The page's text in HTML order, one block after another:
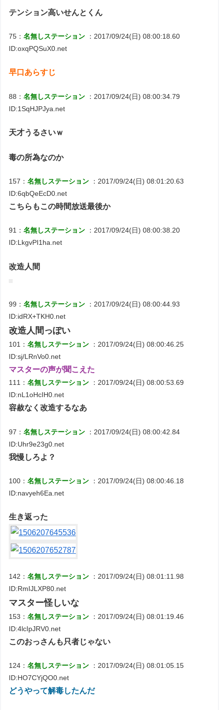
テンション高いせんとくん
75：名無しステーション
：2017/09/24(日) 08:00:18.60
ID:oxqPQSuX0.net
早口あらすじ
88：名無しステーション
：2017/09/24(日) 08:00:34.79
ID:1SqHJPJya.net
天才うるさいｗ
毒の所為なのか
157：名無しステーション
：2017/09/24(日) 08:01:20.63
ID:6qbQeEcD0.net
こちらもこの時間放送最後か
91：名無しステーション
：2017/09/24(日) 08:00:38.20
ID:LkgvPI1ha.net
改造人間
99：名無しステーション
：2017/09/24(日) 08:00:44.93
ID:idRX+TKH0.net
改造人間っぽい
101：名無しステーション
：2017/09/24(日) 08:00:46.25
ID:sj/LRnVo0.net
マスターの声が聞こえた
111：名無しステーション
：2017/09/24(日) 08:00:53.69
ID:nL1oHcIH0.net
容赦なく改造するなあ
97：名無しステーション
：2017/09/24(日) 08:00:42.84
ID:Uhr9e23g0.net
我慢しろよ？
100：名無しステーション
：2017/09/24(日) 08:00:46.18
ID:navyeh6Ea.net
生き返った
142：名無しステーション
：2017/09/24(日) 08:01:11.98
ID:RmIJLXP80.net
マスター怪しいな
153：名無しステーション
：2017/09/24(日) 08:01:19.46
ID:4lcIpJRV0.net
このおっさんも只者じゃない
124：名無しステーション
：2017/09/24(日) 08:01:05.15
ID:HO7CYjQO0.net
どうやって解毒したんだ